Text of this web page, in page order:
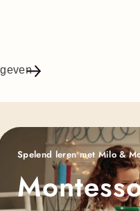
Spelend leren met Milo &